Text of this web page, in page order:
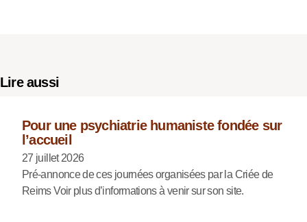
Lire aussi
Pour une psychiatrie humaniste fondée sur
l’accueil
27 juillet 2026
Pré-annonce de ces journées organisées par la Criée de
Reims Voir plus d’informations à venir sur son site.